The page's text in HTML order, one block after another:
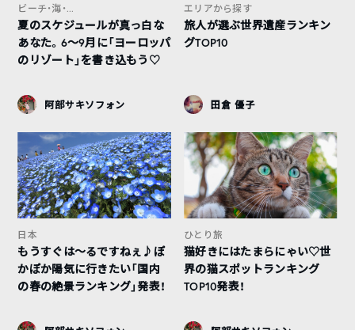
ビーチ・海・...
夏のスケジュールが真っ白な
あなた。6〜9月に「ヨーロッパ
のリゾート」を書き込もう♡
阿部サキソフォン
エリアから探す
旅人が選ぶ世界遺産ランキン
グTOP10
田倉 優子
日本
もうすぐは〜るですねぇ♪ぽ
かぽか陽気に行きたい「国内
の春の絶景ランキング」発表！
ひとり旅
猫好きにはたまらにゃい♡世
界の猫スポットランキング
TOP10発表！